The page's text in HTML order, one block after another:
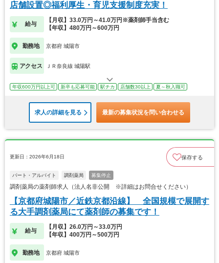
店舗設置◎福利厚生・育児支援制度充実！
給与
【月収】33.0万円～41.0万円※薬剤師手当含む
【年収】480万円～600万円
勤務地 京都府 城陽市
アクセス ＪＲ奈良線 城陽駅
年収600万円以上可 新卒も応募可能 駅チカ 店舗数30以上 夏～秋入職可
求人の詳細を見る 最新の募集状況を問い合わせる
更新日：2026年6月18日 保存する
パート・アルバイト 調剤薬局 募集停止
調剤薬局の薬剤師求人（法人名非公開 ※詳細はお問合せください）
【京都府城陽市／近鉄京都沿線】 全国規模で展開す
る大手調剤薬局にて薬剤師の募集です！
給与
【月収】26.0万円～33.0万円
【年収】400万円～500万円
勤務地 京都府 城陽市